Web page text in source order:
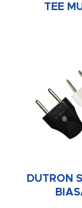
TEE
DUTRON